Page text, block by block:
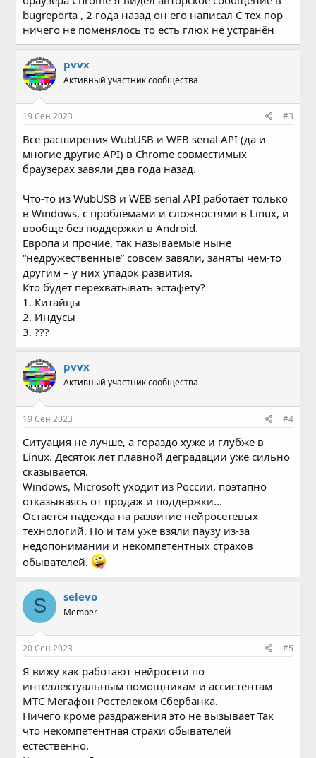
bugreporta , 2 года назад он его написал С тех пор
ничего не поменялось то есть глюк не устранён
pvvx
Активный участник сообщества
19 Сен 2023 #3
Все расширения WubUSB и WEB serial API (да и
многие другие API) в Chrome совместимых
браузерах завяли два года назад.
Что-то из WubUSB и WEB serial API работает только
в Windows, с проблемами и сложностями в Linux, и
вообще без поддержки в Android.
Европа и прочие, так называемые ныне
“недружественные” совсем завяли, заняты чем-то
другим – у них упадок развития.
Кто будет перехватывать эстафету?
1. Китайцы
2. Индусы
3. ???
pvvx
Активный участник сообщества
19 Сен 2023 #4
Ситуация не лучше, а гораздо хуже и глубже в
Linux. Десяток лет плавной деградации уже сильно
сказывается.
Windows, Microsoft уходит из России, поэтапно
отказываясь от продаж и поддержки...
Остается надежда на развитие нейросетевых
технологий. Но и там уже взяли паузу из-за
недопонимании и некомпетентных страхов
обывателей.
S selevo
Member
20 Сен 2023 #5
Я вижу как работают нейросети по
интеллектуальным помощникам и ассистентам
МТС Мегафон Ростелеком Сбербанка.
Ничего кроме раздражения это не вызывает Так
что некомпетентная страхи обывателей
естественно.